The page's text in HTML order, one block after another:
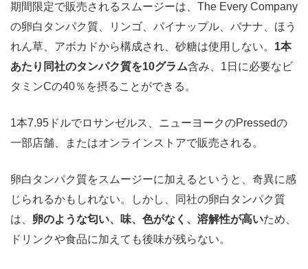
期間限定で販売されるスムージーは、The Every Company
の卵白タンパク質、リンゴ、パイナップル、バナナ、ほう
れん草、アボカドから構成され、砂糖は使用しない。 1本
あたり同社のタンパク質を10グラム含み、1日に必要なビ
タミンCの40％を摂ることができる。
1本7.95ドルでロサンゼルス、ニューヨークのPressedの
一部店舗、またはオンラインストアで販売される。
卵白タンパク質をスムージーに加えるというと、奇異に感
じられるかもしれない。しかし、同社の卵白タンパク質
は、 卵のような匂い、味、色がなく、溶解性が高いため、
ドリンクや食品に加えても後味が残らない。